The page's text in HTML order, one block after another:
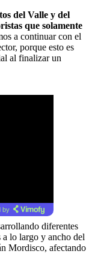
del Valle y del
que solamente
a continuar con el
porque esto es
al finalizar un
by
diferentes
a lo largo y ancho del
Mordisco, afectando